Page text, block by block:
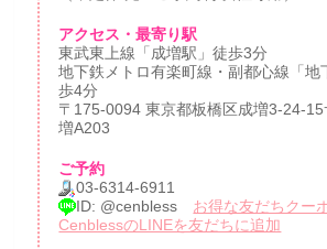
アクセス・最寄り駅
東武東上線「成増駅」徒歩3分
地下鉄メトロ有楽町線・副都心線「地
歩4分
〒175-0094 東京都板橋区成増3-24-
増A203
ご予約
03-6314-6911
ID: @cenbless お得な友だちクー
CenblessのLINEを友だちに追加